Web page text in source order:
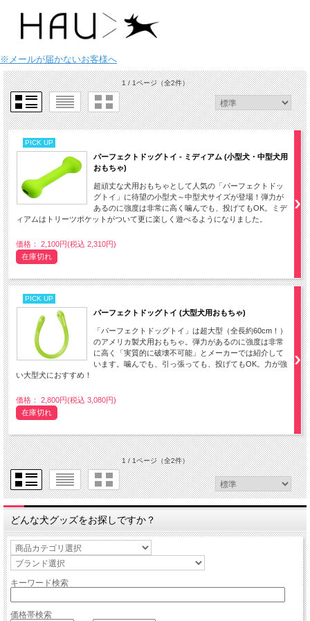
※メールが届かないお客様へ
1 / 1ページ（全2件）
PICK UP
パーフェクトドッグトイ - ミディアム (小型犬・中型犬用
おもちゃ)
超頑丈な犬用おもちゃとして人気の「パーフェクトドッ
グトイ」に待望の小型犬～中型犬サイズが登場！弾力が
あるのに強度は非常に高く噛んでも、投げてもOK。ミデ
ィアムはトリーツポケットがついて更に楽しく遊べるようになりました。
価格： 2,100円(税込 2,310円)
在庫切れ
PICK UP
パーフェクトドッグトイ (大型犬用おもちゃ)
「パーフェクトドッグトイ」は超大型（全長約60cm！）
のアメリカ製犬用おもちゃ。弾力があるのに強度は非常
に高く「実質的に破壊不可能」とメーカーでは紹介して
います。噛んでも、引っ張っても、投げてもOK。力が強
い大型犬におすすめ！
価格： 2,800円(税込 3,080円)
在庫切れ
1 / 1ページ（全2件）
どんな犬グッズをお探しですか？
キーワード検索
価格帯検索